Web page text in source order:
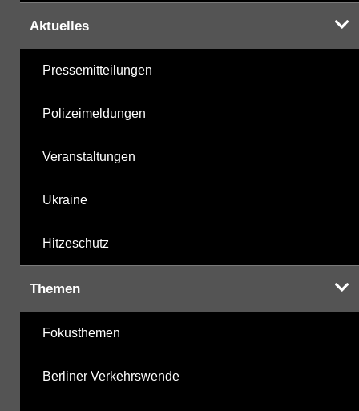
Aktuelles
Pressemitteilungen
Polizeimeldungen
Veranstaltungen
Ukraine
Hitzeschutz
Themen
Fokusthemen
Berliner Verkehrswende